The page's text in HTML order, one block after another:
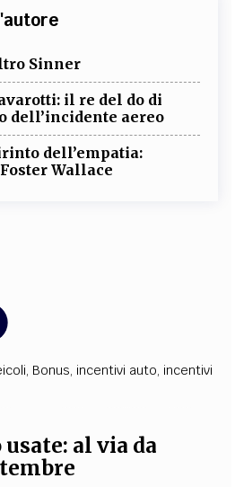
Sinner
il re del do di
dell’incidente aereo
dell’empatia:
Wallace
, Bonus, incentivi auto, incentivi
al via da